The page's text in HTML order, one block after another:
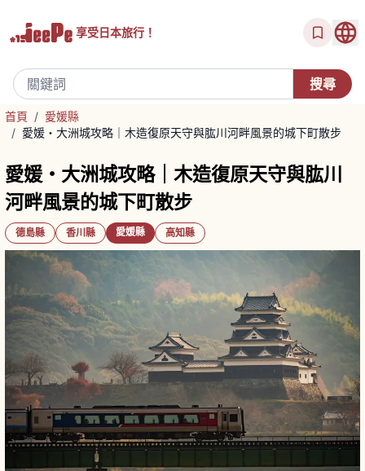
享受日本旅行！
首頁 / 愛媛縣
/ 愛媛・大洲城攻略｜木造復原天守與肱川河畔風景的城下町散步
愛媛・大洲城攻略｜木造復原天守與肱川
河畔風景的城下町散步
德島縣 香川縣 愛媛縣 高知縣